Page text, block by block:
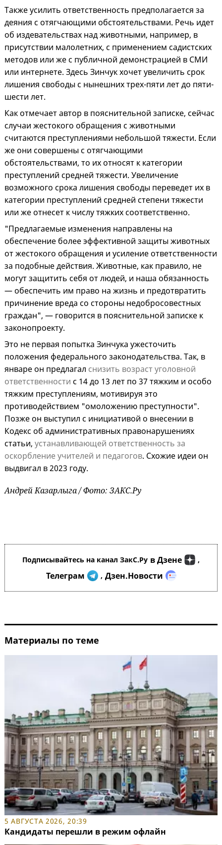
Также усилить ответственность предполагается за
деяния с отягчающими обстоятельствами. Речь идет
об издевательствах над животными, например, в
присутствии малолетних, с применением садистских
методов или же с публичной демонстрацией в СМИ
или интернете. Здесь Зинчук хочет увеличить срок
лишения свободы с нынешних трех-пяти лет до пяти-
шести лет.
Как отмечает автор в пояснительной записке, сейчас
случаи жестокого обращения с животными
считаются преступлениями небольшой тяжести. Если
же они совершены с отягчающими
обстоятельствами, то их относят к категории
преступлений средней тяжести. Увеличение
возможного срока лишения свободы переведет их в
категории преступлений средней степени тяжести
или же отнесет к числу тяжких соответственно.
"Предлагаемые изменения направлены на
обеспечение более эффективной защиты животных
от жестокого обращения и усиление ответственности
за подобные действия. Животные, как правило, не
могут защитить себя от людей, и наша обязанность
— обеспечить им право на жизнь и предотвратить
причинение вреда со стороны недобросовестных
граждан", — говорится в пояснительной записке к
законопроекту.
Это не первая попытка Зинчука ужесточить
положения федерального законодательства. Так, в
январе он предлагал снизить возраст уголовной
ответственности с 14 до 13 лет по 37 тяжким и особо
тяжким преступлениям, мотивируя это
противодействием "омоложению преступности".
Позже он выступил с инициативой о внесении в
Кодекс об административных правонарушениях
статьи, устанавливающей ответственность за
оскорбление учителей и педагогов. Схожие идеи он
выдвигал в 2023 году.
Андрей Казарлыга / Фото: ЗАКС.Ру
Подписывайтесь на канал ЗакС.Ру в Дзене ,
Телеграм , Дзен.Новости
Материалы по теме
5 АВГУСТА 2026, 20:39
Кандидаты перешли в режим офлайн